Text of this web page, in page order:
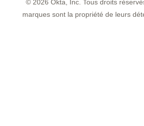
© 2026 Okta, Inc. Tous droits
marques sont la propriété de leurs